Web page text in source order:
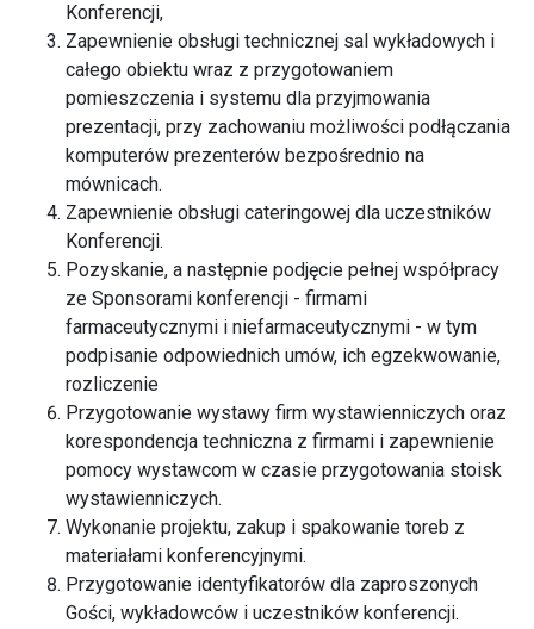
Konferencji,
Zapewnienie obsługi technicznej sal wykładowych i
całego obiektu wraz z przygotowaniem
pomieszczenia i systemu dla przyjmowania
prezentacji, przy zachowaniu możliwości podłączania
komputerów prezenterów bezpośrednio na
mównicach.
Zapewnienie obsługi cateringowej dla uczestników
Konferencji.
Pozyskanie, a następnie podjęcie pełnej współpracy
ze Sponsorami konferencji - firmami
farmaceutycznymi i niefarmaceutycznymi - w tym
podpisanie odpowiednich umów, ich egzekwowanie,
rozliczenie
Przygotowanie wystawy firm wystawienniczych oraz
korespondencja techniczna z firmami i zapewnienie
pomocy wystawcom w czasie przygotowania stoisk
wystawienniczych.
Wykonanie projektu, zakup i spakowanie toreb z
materiałami konferencyjnymi.
Przygotowanie identyfikatorów dla zaproszonych
Gości, wykładowców i uczestników konferencji.